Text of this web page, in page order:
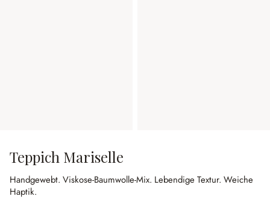
Teppich Mariselle
Handgewebt. Viskose-Baumwolle-Mix. Lebendige Textur. Weiche
Haptik.